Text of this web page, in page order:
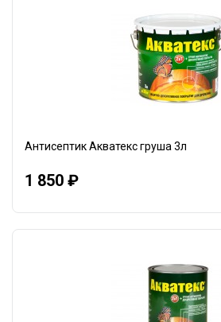
Антисептик Акватекс груша 3л
1 850 ₽